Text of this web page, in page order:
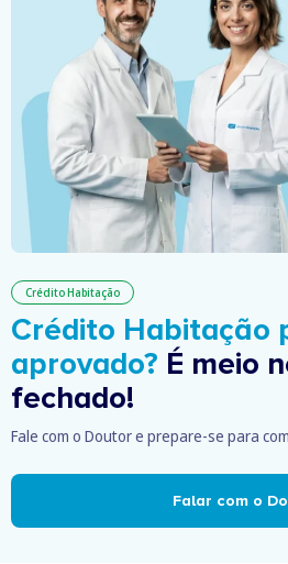
Crédito Habitação
Crédito Habitação
aprovado? É meio
fechado!
Fale com o Doutor e prepare-se para
Falar com o